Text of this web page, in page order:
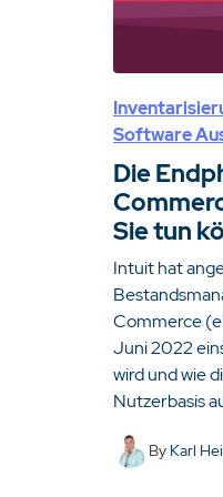
Software
Die
Sie tun
Intuit hat
Commerce
Juni 2022
wird und wie
Nutzerbasis
By Karl